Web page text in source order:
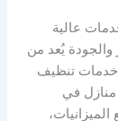
عالية
والجودة يُعد من
خدمات تنظيف
في